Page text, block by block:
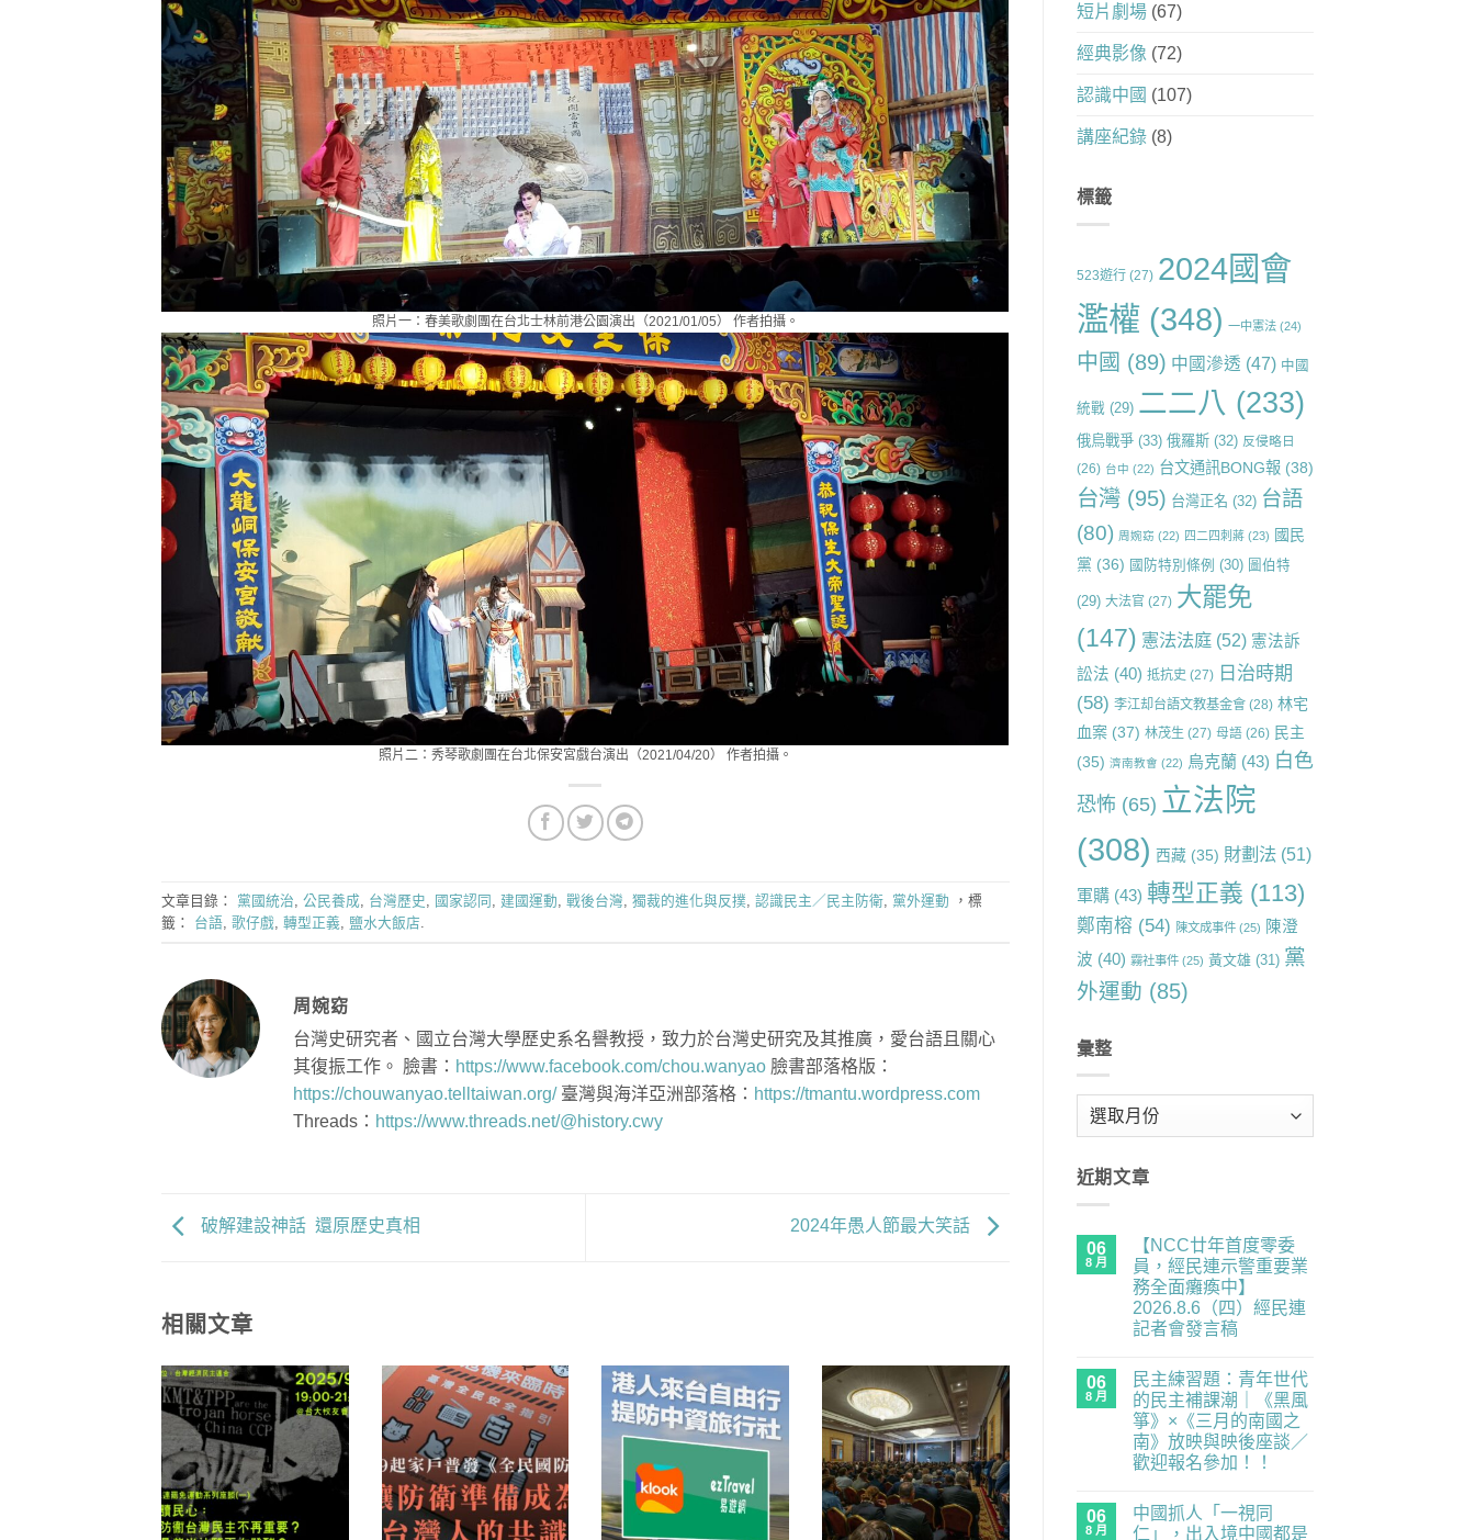
照片一：春美歌劇團在台北士林前港公園演出（2021/01/05） 作者拍攝。
照片二：秀琴歌劇團在台北保安宮戲台演出（2021/04/20） 作者拍攝。
文章目錄： 黨國統治 公民養成 台灣歷史 國家認同 建國運動 戰後台灣 獨裁的進化與反撲 認識民主／民主防衛 黨外運動 ，標
籤： 台語 歌仔戲 轉型正義 鹽水大飯店
周婉窈
台灣史研究者、國立台灣大學歷史系名譽教授，致力於台灣史研究及其推廣，愛台語且關心
其復振工作。 臉書： https://www.facebook.com/chou.wanyao 臉書部落格版：
https://chouwanyao.telltaiwan.org/臺灣與海洋亞洲部落格： https://tmantu.wordpress.com
Threads： https://www.threads.net/@history.cwy
破解建設神話 還原歷史真相 2024年愚人節最大笑話
相關文章
短片劇場(67)
經典影像 (72)
認識中國 (107)
講座紀錄(8)
標籤
523遊行(27) 2024國會
濫權 (348) 一中憲法(24)
中國 (89) 中國滲透 (47) 中國
統戰 (29) 二二八 (233)
俄烏戰爭(33) 俄羅斯(32) 反侵略日
(26) 台中 (22) 台文通訊BONG報(38)
台灣(95) 台灣正名 (32) 台語
(80) 周婉窈 (22) 四二四刺蔣(23) 國民
黨 (36) 國防特別條例 (30) 圖伯特
(29) 大法官(27) 大罷免
(147) 憲法法庭(52) 憲法訴
訟法 (40) 抵抗史 (27) 日治時期
(58) 李江却台語文教基金會(28) 林宅
血案(37) 林茂生 (27) 母語(26) 民主
(35) 濟南教會 (22) 烏克蘭(43) 白色
恐怖 (65) 立法院
(308) 西藏(35) 財劃法(51)
軍購(43) 轉型正義 (113)
鄭南榕 (54) 陳文成事件(25) 陳澄
波 (40) 霧社事件(25) 黃文雄(31) 黨
外運動 (85)
彙整
近期文章
06
8 月
【NCC廿年首度零委
員，經民連示警重要業
務全面癱瘓中】
2026.8.6（四）經民連
記者會發言稿
廿
年
首
度
零
委
員，
連
示
警
留
言
06
8 月
民主練習題：青年世代
的民主補課潮｜《黑風
箏》×《三月的南國之
南》放映與映後座談／
歡迎報名參加！！
主
練
留
言
06
8 月
中國抓人「一視同
仁」，出入境中國都是